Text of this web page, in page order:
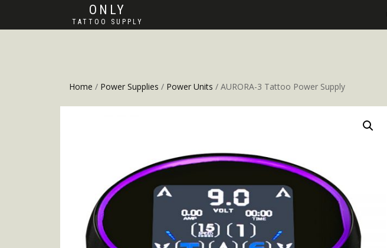
ONLY
TATTOO SUPPLY
Home / Power Supplies / Power Units / AURORA-3 Tattoo Power Supply